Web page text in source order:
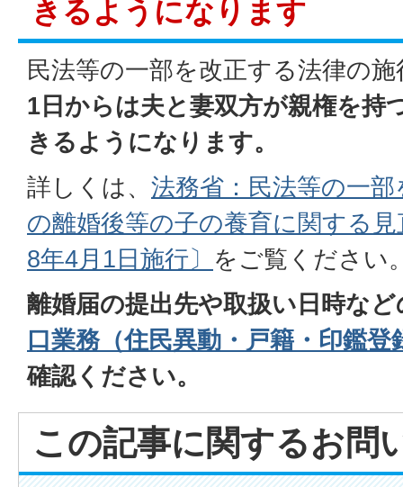
きるようになります
民法等の一部を改正する法律の
1日からは夫と妻双方が親権を持
きるようになります。
詳しくは、 法務省：民法等の一
の離婚後等の子の養育に関する
8年4月1日施行〕 をご覧ください
離婚届の提出先や取扱い日時な
口業務（住民異動・戸籍・印鑑
確認ください。
この記事に関するお問